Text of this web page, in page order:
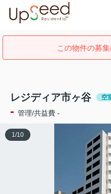
この物件の募集
レジディア市ヶ谷 空
- 管理/共益費 -
1 /10